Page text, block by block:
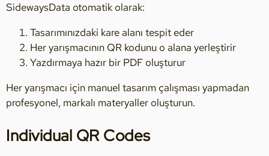
SidewaysData otomatik olarak:
Tasarımınızdaki kare alanı tespit eder
Her yarışmacının QR kodunu o alana yerleştirir
Yazdırmaya hazır bir PDF oluşturur
Her yarışmacı için manuel tasarım çalışması yapmadan
profesyonel, markalı materyaller oluşturun.
Individual QR Codes